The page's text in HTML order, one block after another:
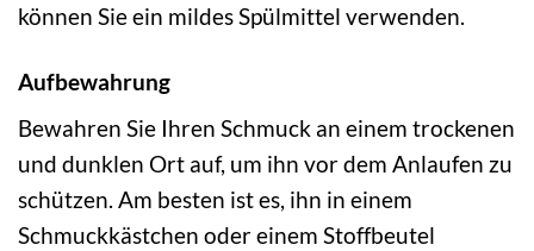
können Sie ein mildes Spülmittel verwenden.
Aufbewahrung
Bewahren Sie Ihren Schmuck an einem trockenen
und dunklen Ort auf, um ihn vor dem Anlaufen zu
schützen. Am besten ist es, ihn in einem
Schmuckkästchen oder einem Stoffbeutel